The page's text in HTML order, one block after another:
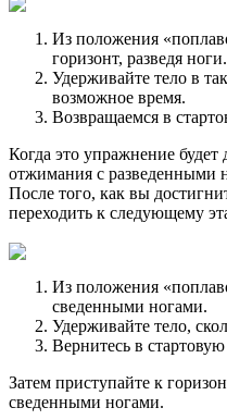
Из положения
горизонт, разведя ноги.
Удерживайте тело в
возможное время.
Возвращаемся в
Когда это упражнение будет
отжимания с разведенными
После того, как вы
переходить к следующему
Из положения
сведенными ногами.
Удерживайте тело,
Вернитесь в
Затем приступайте к
сведенными ногами.